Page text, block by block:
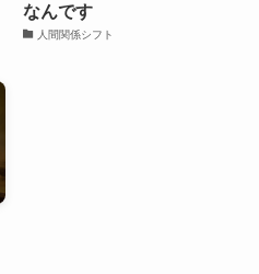
なんです
人間関係シフト